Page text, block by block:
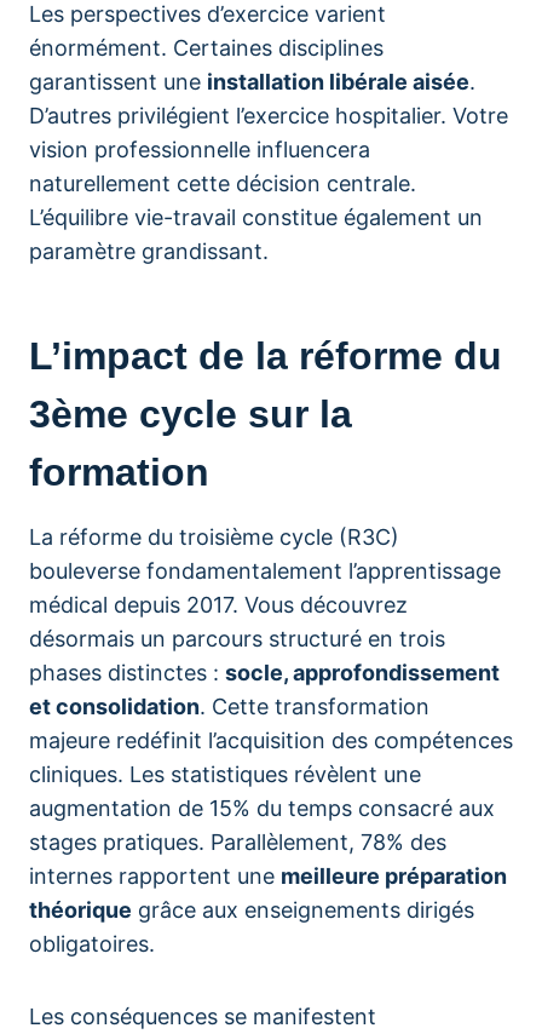
Les perspectives d’exercice varient
énormément. Certaines disciplines
garantissent une installation libérale aisée.
D’autres privilégient l’exercice hospitalier. Votre
vision professionnelle influencera
naturellement cette décision centrale.
L’équilibre vie-travail constitue également un
paramètre grandissant.
L’impact de la réforme du
3ème cycle sur la
formation
La réforme du troisième cycle (R3C)
bouleverse fondamentalement l’apprentissage
médical depuis 2017. Vous découvrez
désormais un parcours structuré en trois
phases distinctes : socle, approfondissement
et consolidation. Cette transformation
majeure redéfinit l’acquisition des compétences
cliniques. Les statistiques révèlent une
augmentation de 15% du temps consacré aux
stages pratiques. Parallèlement, 78% des
internes rapportent une meilleure préparation
théorique grâce aux enseignements dirigés
obligatoires.
Les conséquences se manifestent